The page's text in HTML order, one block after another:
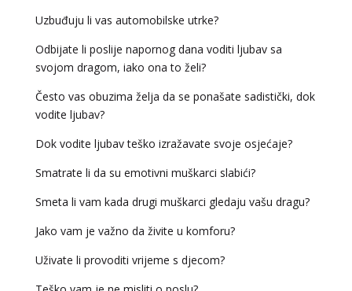
Uzbuđuju li vas automobilske utrke?
Odbijate li poslije napornog dana voditi ljubav sa
svojom dragom, iako ona to želi?
Često vas obuzima želja da se ponašate sadistički, dok
vodite ljubav?
Dok vodite ljubav teško izražavate svoje osjećaje?
Smatrate li da su emotivni muškarci slabići?
Smeta li vam kada drugi muškarci gledaju vašu dragu?
Jako vam je važno da živite u komforu?
Uživate li provoditi vrijeme s djecom?